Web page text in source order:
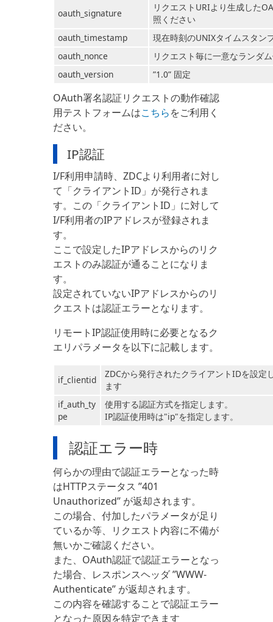
oauth_signature
リクエストURIより生成した
照ください
oauth_timestamp
現在時刻のUNIXタイムスタン
oauth_nonce
リクエスト毎に一意なランダ
oauth_version
”1.0” 固定
OAuth署名認証リクエストの動作確認
用テストフォームはこちらをご利用く
ださい。
IP認証
I/F利用申請時、ZDCより利用者に対し
て「クライアントID」が発行されま
す。この「クライアントID」に対して
I/F利用者のIPアドレスが登録されま
す。
ここで設定したIPアドレスからのリク
エストのみ認証が通ることになりま
す。
設定されていないIPアドレスからのリ
クエストは認証エラーとなります。
リモートIP認証使用時に必要となるク
エリパラメータを以下に記載します。
if_clientid
ZDCから発行されたクライアントIDを設定
ます
if_auth_ty
pe
使用する認証方式を指定します。
IP認証使用時は"ip"を指定します。
認証エラー時
何らかの理由で認証エラーとなった時
はHTTPステータス ”401
Unauthorized” が返却されます。
この場合、付加したパラメータが足り
ているか等、リクエスト内容に不備が
無いかご確認ください。
また、OAuth認証で認証エラーとなっ
た場合、レスポンスヘッダ ”WWW-
Authenticate” が返却されます。
この内容を確認することで認証エラー
となった原因を特定できます